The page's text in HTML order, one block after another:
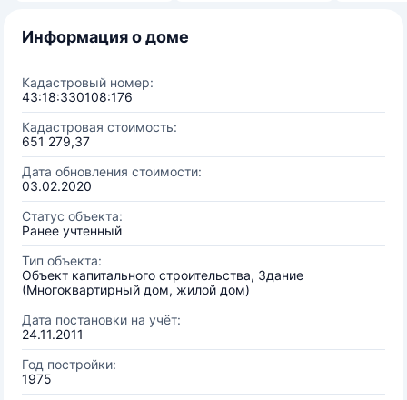
Информация о доме
Кадастровый номер:
43:18:330108:176
Кадастровая стоимость:
651 279,37
Дата обновления стоимости:
03.02.2020
Статус объекта:
Ранее учтенный
Тип объекта:
Объект капитального строительства, Здание
(Многоквартирный дом, жилой дом)
Дата постановки на учёт:
24.11.2011
Год постройки:
1975